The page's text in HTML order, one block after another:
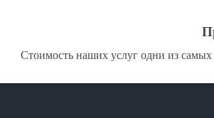
Стоимость наших услуг одни из